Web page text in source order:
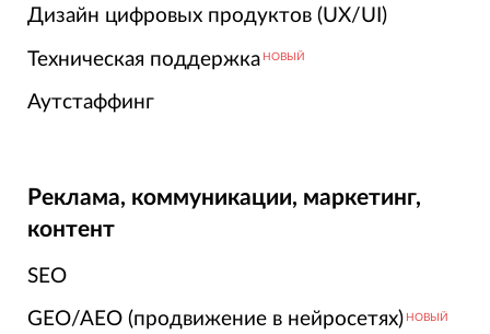
Дизайн цифровых продуктов (UX/UI)
Техническая поддержка НОВЫЙ
Аутстаффинг
Реклама, коммуникации, маркетинг,
контент
SEO
GEO/AEO (продвижение в нейросетях) НОВЫЙ